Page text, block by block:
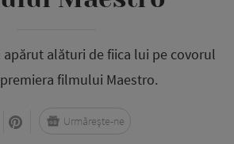
apărut alături de fiica lui pe covorul
filmului Maestro.
Urmărește-ne